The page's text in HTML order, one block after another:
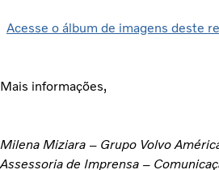
Acesse o álbum de imagens deste
Mais informações,
Milena Miziara – Grupo Volvo
Assessoria de Imprensa –